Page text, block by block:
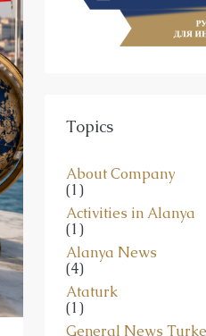
(1)
Activities in Alanya
(1)
Alanya News
(4)
Ataturk
(1)
General News Turkey
(6)